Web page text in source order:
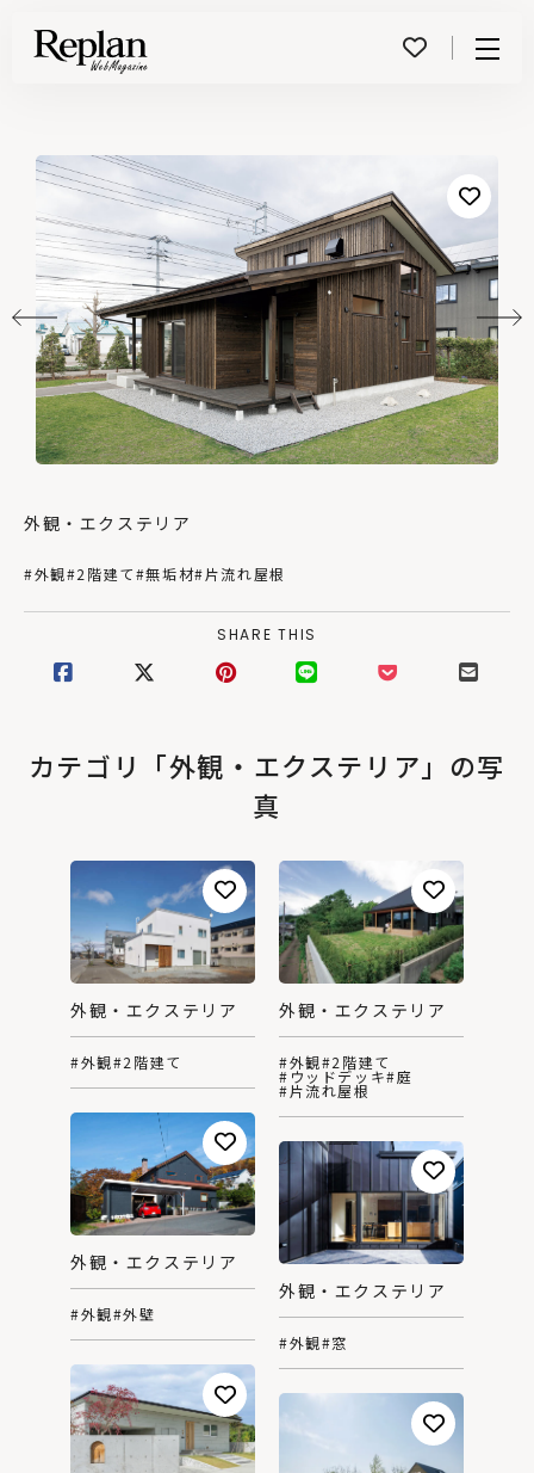
外観・エクステリア
#外観#2階建て#無垢材#片流れ屋根
SHARE THIS
カテゴリ「外観・エクステリア」の写
真
外観・エクステリア
#外観#2階建て
外観・エクステリア
#外観#2階建て
#ウッドデッキ#庭
#片流れ屋根
外観・エクステリア
#外観#外壁
外観・エクステリア
#外観#窓